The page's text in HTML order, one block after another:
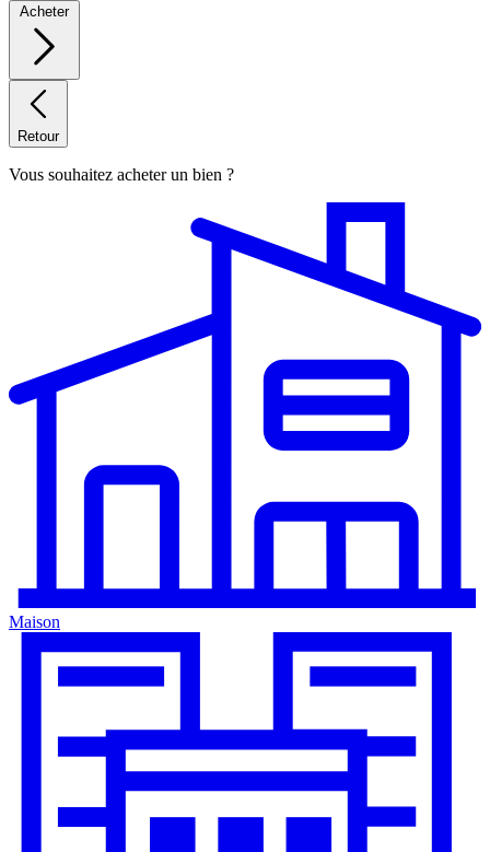
Acheter
Retour
Vous souhaitez acheter un bien ?
Maison